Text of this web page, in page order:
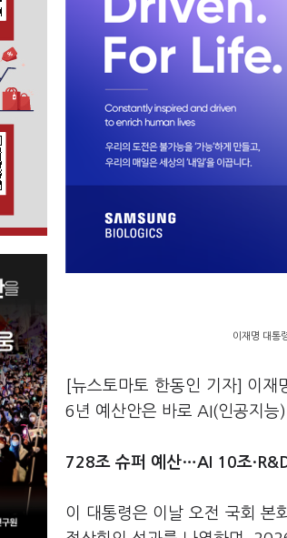
이재명 대통
[뉴스토마토 한동인 기자] 이
6년 예산안은 바로 AI(인공지능
728조 슈퍼 예산…AI 10조
이 대통령은 이날 오전 국회 본